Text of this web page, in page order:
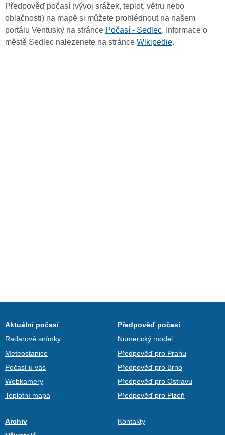
Předpověď počasí (vývoj srážek, teplot, větru nebo
oblačnosti) na mapě si můžete prohlédnout na našem
portálu Ventusky na stránce Počasí - Sedlec. Informace o
městě Sedlec nalezenete na stránce Wikipedie.
Aktuální počasí
Radarové snímky
Meteostanice
Počasí u vás
Webkamery
Teplotní mapa
Předpověď počasí
Numerický model
Předpověď pro Prahu
Předpověď pro Brno
Předpověď pro Ostravu
Předpověď pro Plzeň
Archiv
Kontakty